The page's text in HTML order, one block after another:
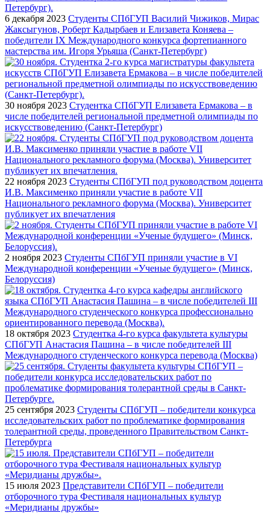
6 декабря 2023 Студенты СПбГУП Василий Чижиков, Мирас
Жаксыгунов, Роберт Кадырбаев и Елизавета Коняева –
победители IX Международного конкурса фортепианного
мастерства им. Игоря Урьяша (Санкт-Петербург)
30 ноября 2023 Студентка СПбГУП Елизавета Ермакова – в
числе победителей региональной предметной олимпиады по
искусствоведению (Санкт-Петербург)
22 ноября 2023 Студенты СПбГУП под руководством доцента
И.В. Максименко приняли участие в работе VII
Национального рекламного форума (Москва). Университет
публикует их впечатления
2 ноября 2023 Студенты СПбГУП приняли участие в VI
Международной конференции «Ученые будущего» (Минск,
Белоруссия)
18 октября 2023 Студентка 4-го курса факультета культуры
СПбГУП Анастасия Пашина – в числе победителей III
Международного студенческого конкурса перевода (Москва)
25 сентября 2023 Студенты СПбГУП – победители конкурса
исследовательских работ по проблематике формирования
толерантной среды, проведенного Правительством Санкт-
Петербурга
15 июля 2023 Представители СПбГУП – победители
отборочного тура Фестиваля национальных культур
«Меридианы дружбы»